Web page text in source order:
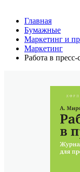
Главная
Бумажные
Маркетинг и
Маркетинг
Работа в